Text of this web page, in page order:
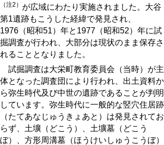
（注2） が広域にわたり実施されました。大谷
第1遺跡もこうした経緯で発見され、
1976（昭和51）年と1977（昭和52）年に試
掘調査が行われ、大部分は現状のまま保存さ
れることとなりました。
試掘調査は大栄町教育委員会（当時）が主
体となった調査団により行われ、出土資料か
ら弥生時代及び中世の遺跡であることが判明
しています。弥生時代に一般的な竪穴住居跡
（たてあなじゅうきょあと）は発見されてお
らず、土壙（どこう）、土壙墓（どこう
ぼ）、方形周溝墓（ほうけいしゅうこうぼ）